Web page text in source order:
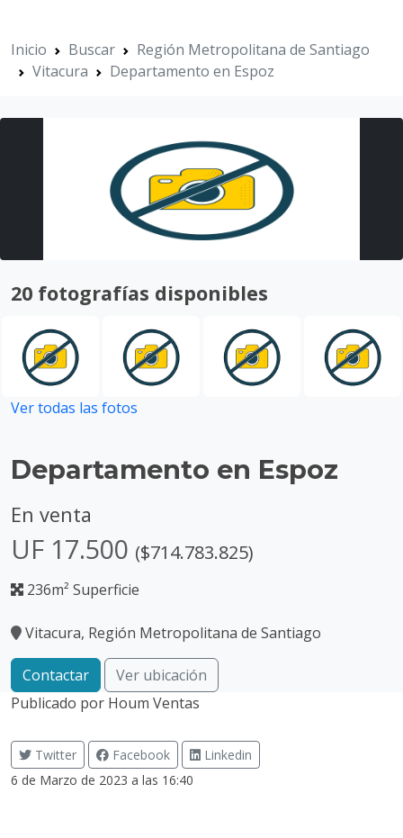
Inicio Buscar
Región Metropolitana de Santiago
Vitacura
Departamento en Espoz
20 fotografías disponibles
Ver todas las fotos
Departamento en Espoz
En venta
UF 17.500 ($714.783.825)
236m² Superficie
Vitacura, Región Metropolitana de Santiago
Contactar
Ver ubicación
Publicado por Houm Ventas
Twitter Facebook
Linkedin
6 de Marzo de 2023 a las 16:40